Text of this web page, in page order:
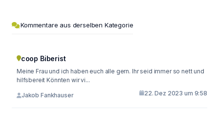
Kommentare aus derselben Kategorie
coop Biberist
Meine Frau und ich haben euch alle gern. Ihr seid immer so nett und
hilfsbereit Könnten wir vi...
Jakob Fankhauser 22. Dez 2023 um 9:58